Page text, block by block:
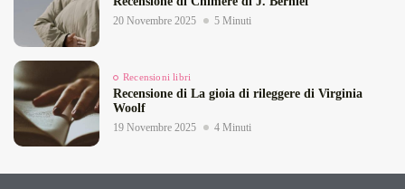
20 Novembre 2025 5 Minuti
Recensioni libri
Recensione di La gioia di rileggere di Virginia
Woolf
19 Novembre 2025 4 Minuti